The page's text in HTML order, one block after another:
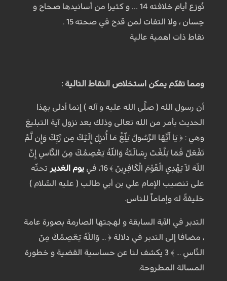
نُوزع أيام خلافته 14 … و كثيرا من أسانيدها صحاح و
حِسان ، ولا التفات لمن قدح في صحته 15 .
نقاط ذات اهمية عالية
ومما تقدّم يمكن استخلاص النقاط التالية :
أن رسول الله ( صلَّى الله عليه و آله ) إنما أدلى بهذا
الحديث بأمر من الله تعالى وذلك بعد نزول آية التبليغ
وهي : ﴿ يَا أَيُّهَا الرَّسُولُ بَلِّغْ مَا أُنزِلَ إِلَيْكَ مِن رَّبِّكَ وَإِن لَّمْ
تَفْعَلْ فَمَا بَلَّغْتَ رِسَالَتَهُ وَاللّهُ يَعْصِمُكَ مِنَ النَّاسِ إِنَّ
اللّهَ لاَ يَهْدِي الْقَوْمَ الْكَافِرِينَ ﴾ 16، في
يوم الغدير تحثّه
على تنصيب الإمام علي بن أبي طالب ( عليه السَّلام )
خليفةً له وإماماً للناس.
التدبر في الآية السابقة و لهجتها الصارمة بصورة عامة
، مضافا إلى التدبر في دلالة ﴿ ... وَاللّهُ يَعْصِمُكَ مِنَ
النَّاسِ ... ﴾ 3 يكشف لنا عن حساسية القضية و خطورة
المسالة المطروحة.